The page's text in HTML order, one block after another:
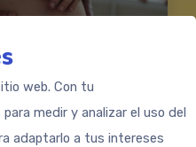
en los bebés
web. Con tu
medir y analizar el uso del
adaptarlo a tus intereses